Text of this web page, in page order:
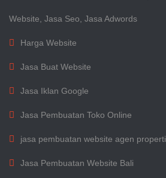
Website, Jasa Seo, Jasa Adwords
Harga Website
Jasa Buat Website
Jasa Iklan Google
Jasa Pembuatan Toko Online
jasa pembuatan website agen properti
Jasa Pembuatan Website Bali